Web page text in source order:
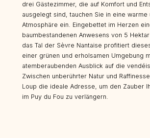
drei Gästezimmer, die auf Komfort und
ausgelegt sind, tauchen Sie in eine warme
Atmosphäre ein. Eingebettet im Herzen
baumbestandenen Anwesens von 5
das Tal der Sèvre Nantaise profitiert
einer grünen und erholsamen Umgebung
atemberaubenden Ausblick auf die
Zwischen unberührter Natur und
Loup die ideale Adresse, um den Zauber
im Puy du Fou zu verlängern.